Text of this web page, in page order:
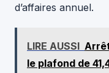
d’affaires annuel.
LIRE AUSSI
le plafond de